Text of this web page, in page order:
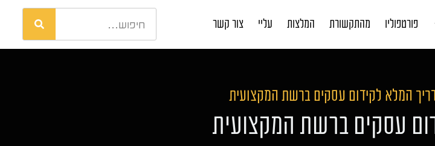
פורטפוליו מהתקשורת המלצות עליי צור קשר
המלא לקידום עסקים ברשת המקצועית
עסקים ברשת המקצועית